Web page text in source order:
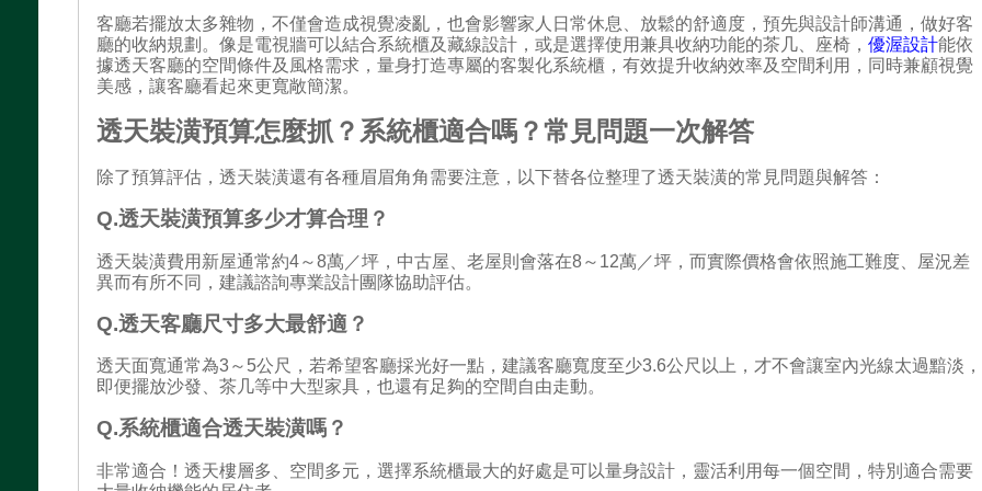
客廳若擺放太多雜物，不僅會造成視覺凌亂，也會影響家人日常休息、放鬆的舒適度，預先與設計師溝通，做好客
廳的收納規劃。像是電視牆可以結合系統櫃及藏線設計，或是選擇使用兼具收納功能的茶几、座椅，優渥設計能依
據透天客廳的空間條件及風格需求，量身打造專屬的客製化系統櫃，有效提升收納效率及空間利用，同時兼顧視覺
美感，讓客廳看起來更寬敞簡潔。
透天裝潢預算怎麼抓？系統櫃適合嗎？常見問題一次解答
除了預算評估，透天裝潢還有各種眉眉角角需要注意，以下替各位整理了透天裝潢的常見問題與解答：
Q.透天裝潢預算多少才算合理？
透天裝潢費用新屋通常約4～8萬／坪，中古屋、老屋則會落在8～12萬／坪，而實際價格會依照施工難度、屋況差
異而有所不同，建議諮詢專業設計團隊協助評估。
Q.透天客廳尺寸多大最舒適？
透天面寬通常為3～5公尺，若希望客廳採光好一點，建議客廳寬度至少3.6公尺以上，才不會讓室內光線太過黯淡，
即便擺放沙發、茶几等中大型家具，也還有足夠的空間自由走動。
Q.系統櫃適合透天裝潢嗎？
非常適合！透天樓層多、空間多元，選擇系統櫃最大的好處是可以量身設計，靈活利用每一個空間，特別適合需要